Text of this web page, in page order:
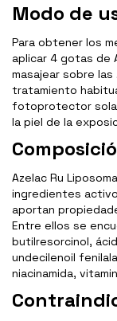
Modo de
Para obtener los
aplicar 4 gotas de
masajear sobre
tratamiento
fotoprotector
la piel de la
Azelac Ru
ingredientes
aportan
Entre ellos se
butilresorcinol,
undecilenoil
niacinamida,